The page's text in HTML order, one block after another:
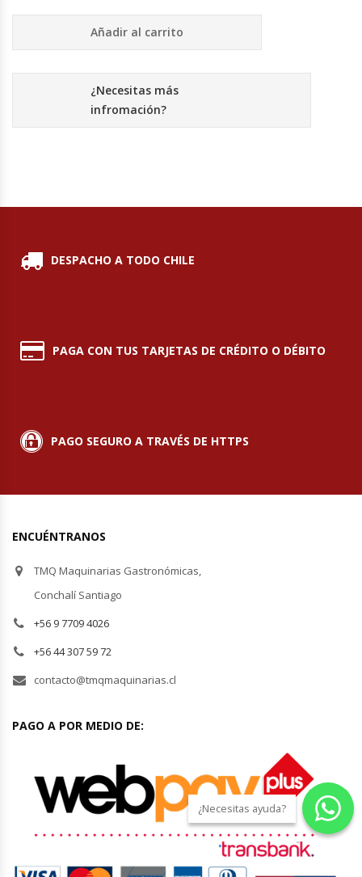
Exprimidoras De Cítricos
Extractoras De Jugos
Formadora De Pizza
Freidoras Industriales
Hornos Cocción Acelerada
Hornos Eléctricos
Hornos Turbos / Convectores
Hornos Industriales
Laminadora De Masas
Lavafondos
Mesones De Trabajo
Mesones Saladette
Añadir al carrito
¿Necesitas más
infromación?
DESPACHO A TODO CHILE
PAGA CON TUS TARJETAS DE CRÉDITO O DÉBITO
PAGO SEGURO A TRAVÉS DE HTTPS
ENCUÉNTRANOS
TMQ Maquinarias Gastronómicas,
Conchalí Santiago
+56 9 7709 4026
+56 44 307 59 72
contacto@tmqmaquinarias.cl
PAGO A POR MEDIO DE:
¿Necesitas ayuda?